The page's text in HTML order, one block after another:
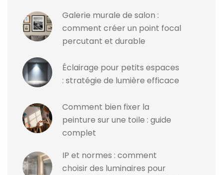
Galerie murale de salon :
comment créer un point focal
percutant et durable
Éclairage pour petits espaces
: stratégie de lumière efficace
Comment bien fixer la
peinture sur une toile : guide
complet
IP et normes : comment
choisir des luminaires pour